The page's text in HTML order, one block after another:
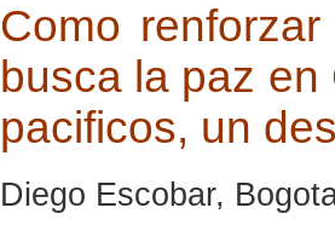
Como
busca la paz
pacificos, un
Diego Escobar,